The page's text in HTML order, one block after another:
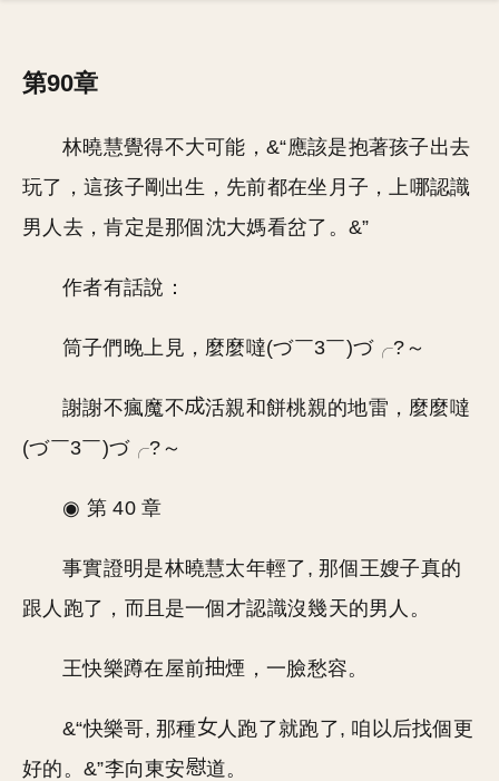
第90章
林曉慧覺得不大可能，&“應該是抱著孩子出去
玩了，這孩子剛出生，先前都在坐月子，上哪認識
男人去，肯定是那個沈大媽看岔了。&”
作者有話說：
筒子們晚上見，麼麼噠(づ￣3￣)づ╭?～
謝謝不瘋魔不
活親和餅桃親的地雷，麼麼噠
(づ￣3￣)づ╭?～
◉ 第 40 章
事實證明是林曉慧太年輕了, 那個王嫂子真的
跟人跑了，而且是一個才認識沒幾天的男人。
王快樂蹲在屋前 煙，一臉愁容。
&“快樂哥, 那種
人跑了就跑了, 咱以后找個更
好的。&”李向東安
道。